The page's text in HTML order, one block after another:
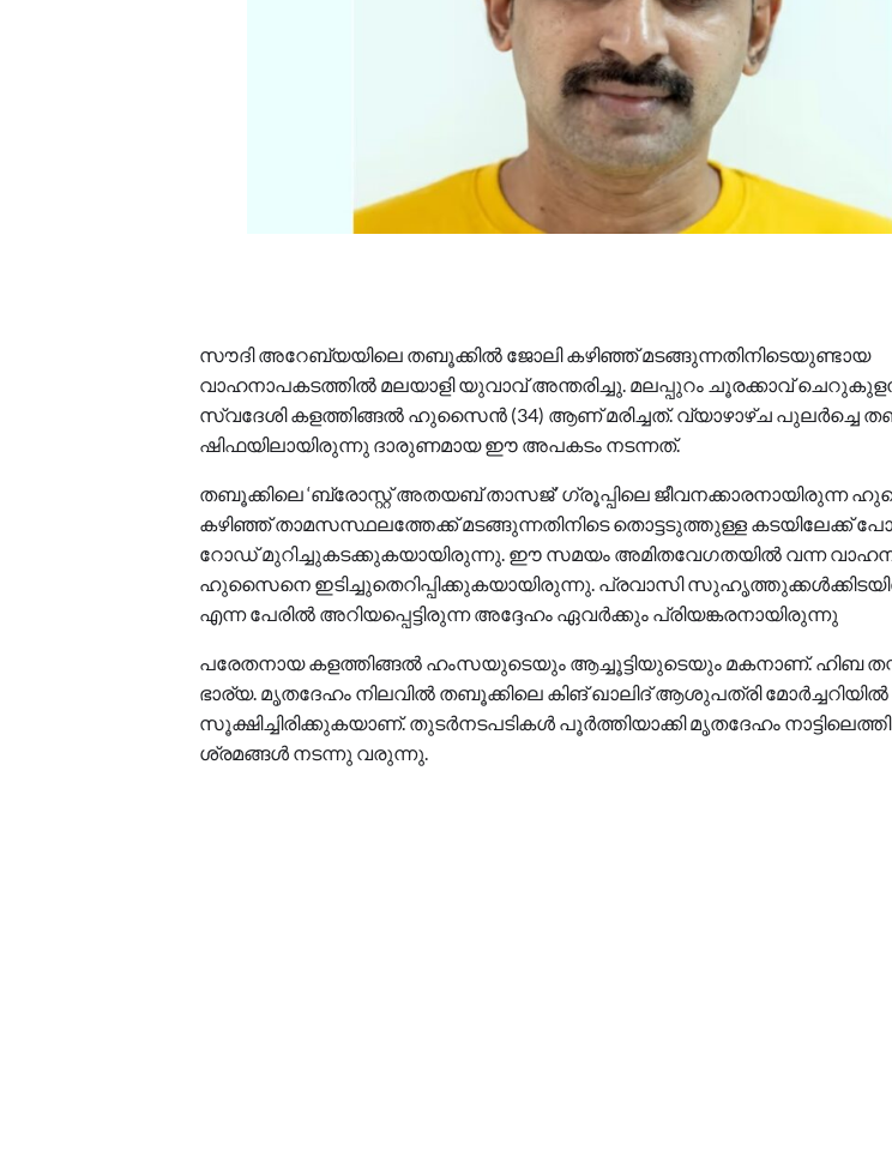
സൗദി അറേബ്യയിലെ തബൂക്കിൽ ജോലി കഴിഞ്ഞ് മടങ്ങുന്നതിനിടെയുണ്ടായ
വാഹനാപകടത്തിൽ മലയാളി യുവാവ് അന്തരിച്ചു. മലപ്പുറം ചൂരക്കാവ്
സ്വദേശി കളത്തിങ്ങൽ ഹുസൈൻ (34) ആണ് മരിച്ചത്. വ്യാഴാഴ്ച പുലർച്ചെ
ഷിഫയിലായിരുന്നു ദാരുണമായ ഈ അപകടം നടന്നത്.
തബൂക്കിലെ ‘ബ്രോസ്റ്റ് അതയബ് താസജ്’ ഗ്രൂപ്പിലെ ജീവനക്കാരനായിരുന്ന
കഴിഞ്ഞ് താമസസ്ഥലത്തേക്ക് മടങ്ങുന്നതിനിടെ തൊട്ടടുത്തുള്ള കടയിലേക്ക്
റോഡ് മുറിച്ചുകടക്കുകയായിരുന്നു. ഈ സമയം അമിതവേഗതയിൽ വന്ന
ഹുസൈനെ ഇടിച്ചുതെറിപ്പിക്കുകയായിരുന്നു. പ്രവാസി
എന്ന പേരിൽ അറിയപ്പെട്ടിരുന്ന അദ്ദേഹം ഏവർക്കും പ്രിയങ്കരനായിരുന്നു
പരേതനായ കളത്തിങ്ങൽ ഹംസയുടെയും ആച്ചൂട്ടിയുടെയും മകനാണ്. ഹിബ
ഭാര്യ. മൃതദേഹം നിലവിൽ തബൂക്കിലെ കിങ് ഖാലിദ് ആശുപത്രി മോർച്ചറിയിൽ
സൂക്ഷിച്ചിരിക്കുകയാണ്. തുടർനടപടികൾ പൂർത്തിയാക്കി മൃതദേഹം
ശ്രമങ്ങൾ നടന്നു വരുന്നു.